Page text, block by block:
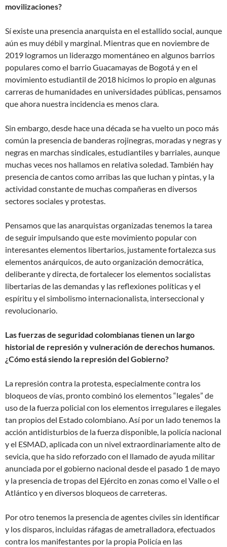
movilizaciones?
Sí existe una presencia anarquista en el estallido social, aunque
aún es muy débil y marginal. Mientras que en noviembre de
2019 logramos un liderazgo momentáneo en algunos barrios
populares como el barrio Guacamayas de Bogotá y en el
movimiento estudiantil de 2018 hicimos lo propio en algunas
carreras de humanidades en universidades públicas, pensamos
que ahora nuestra incidencia es menos clara.
Sin embargo, desde hace una década se ha vuelto un poco más
común la presencia de banderas rojinegras, moradas y negras y
negras en marchas sindicales, estudiantiles y barriales, aunque
muchas veces nos hallamos en relativa soledad. También hay
presencia de cantos como arribas las que luchan y pintas, y la
actividad constante de muchas compañeras en diversos
sectores sociales y protestas.
Pensamos que las anarquistas organizadas tenemos la tarea
de seguir impulsando que este movimiento popular con
interesantes elementos libertarios, justamente fortalezca sus
elementos anárquicos, de auto organización democrática,
deliberante y directa, de fortalecer los elementos socialistas
libertarias de las demandas y las reflexiones políticas y el
espíritu y el simbolismo internacionalista, interseccional y
revolucionario.
Las fuerzas de seguridad colombianas tienen un largo
historial de represión y vulneración de derechos humanos.
¿Cómo está siendo la represión del Gobierno?
La represión contra la protesta, especialmente contra los
bloqueos de vías, pronto combinó los elementos “legales” de
uso de la fuerza policial con los elementos irregulares e ilegales
tan propios del Estado colombiano. Así por un lado tenemos la
acción antidisturbios de la fuerza disponible, la policía nacional
y el ESMAD, aplicada con un nivel extraordinariamente alto de
sevicia, que ha sido reforzado con el llamado de ayuda militar
anunciada por el gobierno nacional desde el pasado 1 de mayo
y la presencia de tropas del Ejército en zonas como el Valle o el
Atlántico y en diversos bloqueos de carreteras.
Por otro tenemos la presencia de agentes civiles sin identificar
y los disparos, incluidas ráfagas de ametralladora, efectuados
contra los manifestantes por la propia Policía en las